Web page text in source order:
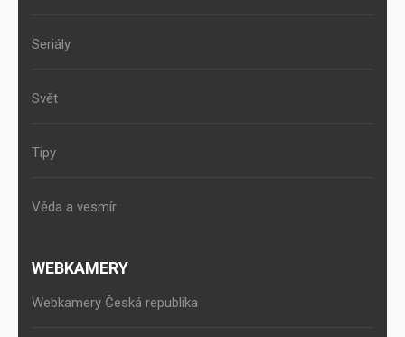
Seriály
Svět
Tipy
Věda a vesmír
WEBKAMERY
Webkamery Česká republika